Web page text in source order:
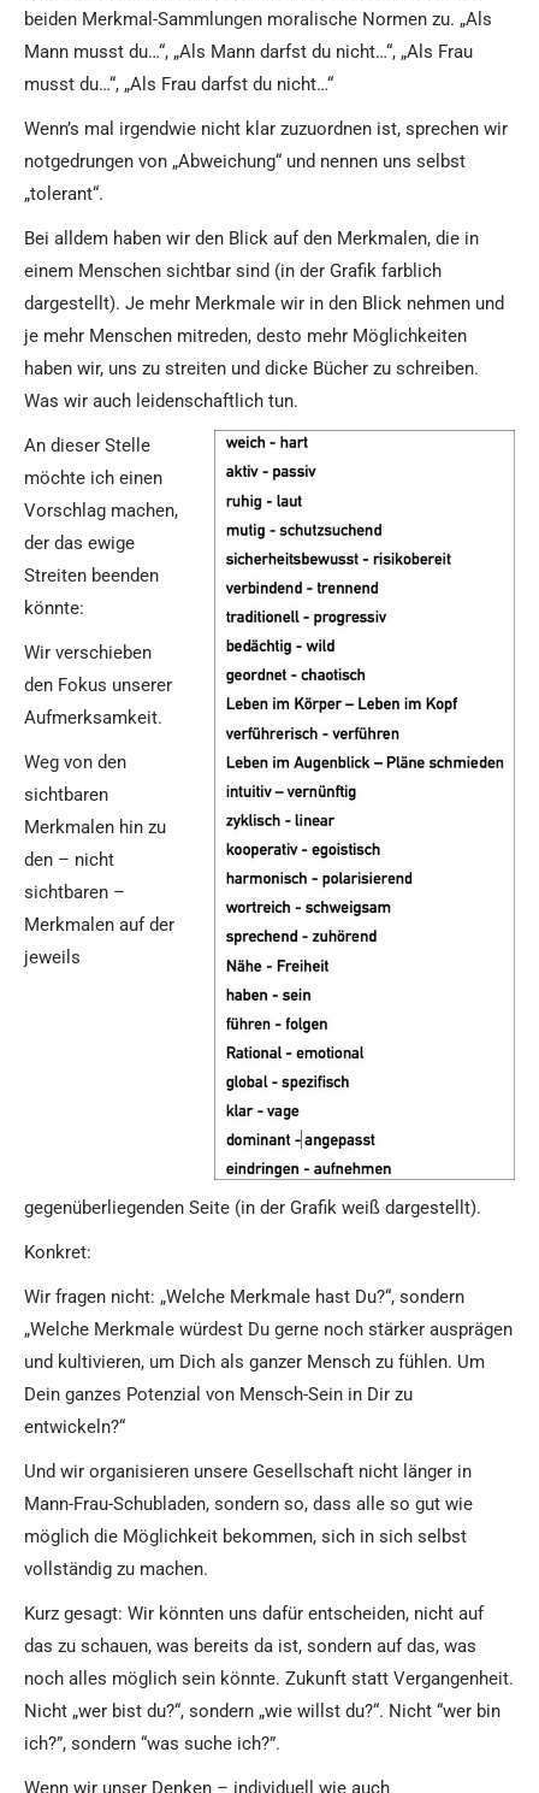
beiden Merkmal-Sammlungen moralische Normen zu. „Als
Mann musst du…“, „Als Mann darfst du nicht…“, „Als Frau
musst du…“, „Als Frau darfst du nicht…“
Wenn’s mal irgendwie nicht klar zuzuordnen ist, sprechen wir
notgedrungen von „Abweichung“ und nennen uns selbst
„tolerant“.
Bei alldem haben wir den Blick auf den Merkmalen, die in
einem Menschen sichtbar sind (in der Grafik farblich
dargestellt). Je mehr Merkmale wir in den Blick nehmen und
je mehr Menschen mitreden, desto mehr Möglichkeiten
haben wir, uns zu streiten und dicke Bücher zu schreiben.
Was wir auch leidenschaftlich tun.
An dieser Stelle
möchte ich einen
Vorschlag machen,
der das ewige
Streiten beenden
könnte:
Wir verschieben
den Fokus unserer
Aufmerksamkeit.
Weg von den
sichtbaren
Merkmalen hin zu
den – nicht
sichtbaren –
Merkmalen auf der
jeweils
gegenüberliegenden Seite (in der Grafik weiß dargestellt).
Konkret:
Wir fragen nicht: „Welche Merkmale hast Du?“, sondern
„Welche Merkmale würdest Du gerne noch stärker ausprägen
und kultivieren, um Dich als ganzer Mensch zu fühlen. Um
Dein ganzes Potenzial von Mensch-Sein in Dir zu
entwickeln?“
Und wir organisieren unsere Gesellschaft nicht länger in
Mann-Frau-Schubladen, sondern so, dass alle so gut wie
möglich die Möglichkeit bekommen, sich in sich selbst
vollständig zu machen.
Kurz gesagt: Wir könnten uns dafür entscheiden, nicht auf
das zu schauen, was bereits da ist, sondern auf das, was
noch alles möglich sein könnte. Zukunft statt Vergangenheit.
Nicht „wer bist du?“, sondern „wie willst du?“. Nicht “wer bin
ich?”, sondern “was suche ich?”.
Wenn wir unser Denken – individuell wie auch